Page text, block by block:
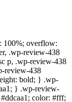
100%; overflow:
.wp-review-438
p, .wp-review-438
review-438
bold; } .wp-
} .wp-review-
color: #fff;